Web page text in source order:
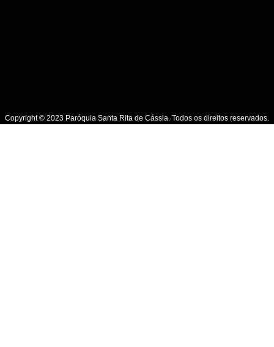
Copyright © 2023 Paróquia Santa Rita de Cássia. Todos os direitos reservados.